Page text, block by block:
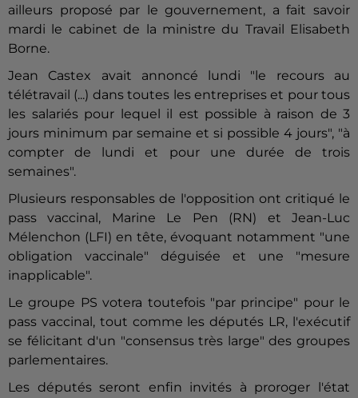
ailleurs proposé par le gouvernement, a fait savoir
mardi le cabinet de la ministre du Travail Elisabeth
Borne.
Jean Castex avait annoncé lundi "le recours au
télétravail (...) dans toutes les entreprises et pour tous
les salariés pour lequel il est possible à raison de 3
jours minimum par semaine et si possible 4 jours", "à
compter de lundi et pour une durée de trois
semaines".
Plusieurs responsables de l'opposition ont critiqué le
pass vaccinal, Marine Le Pen (RN) et Jean-Luc
Mélenchon (LFI) en tête, évoquant notamment "une
obligation vaccinale" déguisée et une "mesure
inapplicable".
Le groupe PS votera toutefois "par principe" pour le
pass vaccinal, tout comme les députés LR, l'exécutif
se félicitant d'un "consensus très large" des groupes
parlementaires.
Les députés seront enfin invités à proroger l'état